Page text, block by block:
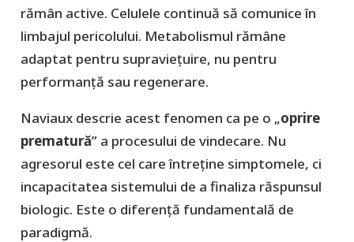
rămân active. Celulele continuă să comunice în
limbajul pericolului. Metabolismul rămâne
adaptat pentru supraviețuire, nu pentru
performanță sau regenerare.
Naviaux descrie acest fenomen ca pe o „oprire
prematură” a procesului de vindecare. Nu
agresorul este cel care întreține simptomele, ci
incapacitatea sistemului de a finaliza răspunsul
biologic. Este o diferență fundamentală de
paradigmă.